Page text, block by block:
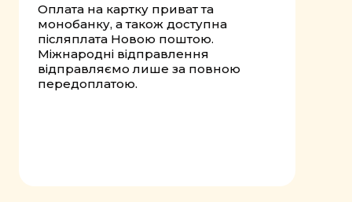
Оплата на картку приват та
монобанку, а також доступна
післяплата Новою поштою.
Міжнародні відправлення
відправляємо лише за повною
передоплатою.